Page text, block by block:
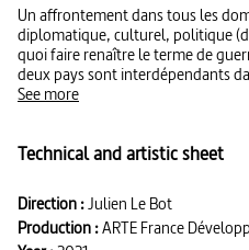
Un affrontement dans tous les
diplomatique, culturel, politique
quoi faire renaître le terme de
deux pays sont interdépendants
des cartes propose un état des
l’ascension régulière de la Chine,
Ekman. Une confrontation
clairement identifié dans la zone
question : l’affrontement
See more
Technical and artistic sheet
Direction :Julien Le Bot
Production :ARTE France